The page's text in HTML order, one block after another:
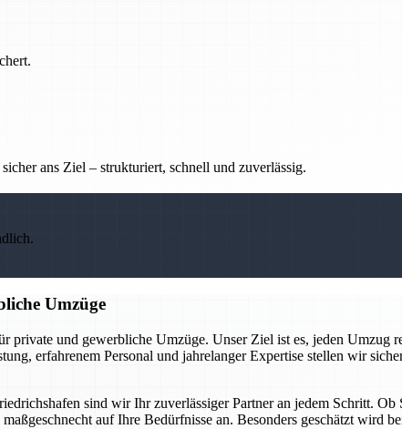
ans Ziel – strukturiert, schnell und zuverlässig.
Umzüge
und gewerbliche Umzüge. Unser Ziel ist es, jeden Umzug
erfahrenem Personal und jahrelanger Expertise stellen wir
sind wir Ihr zuverlässiger Partner an jedem Schritt.
auf Ihre Bedürfnisse an. Besonders geschätzt wird